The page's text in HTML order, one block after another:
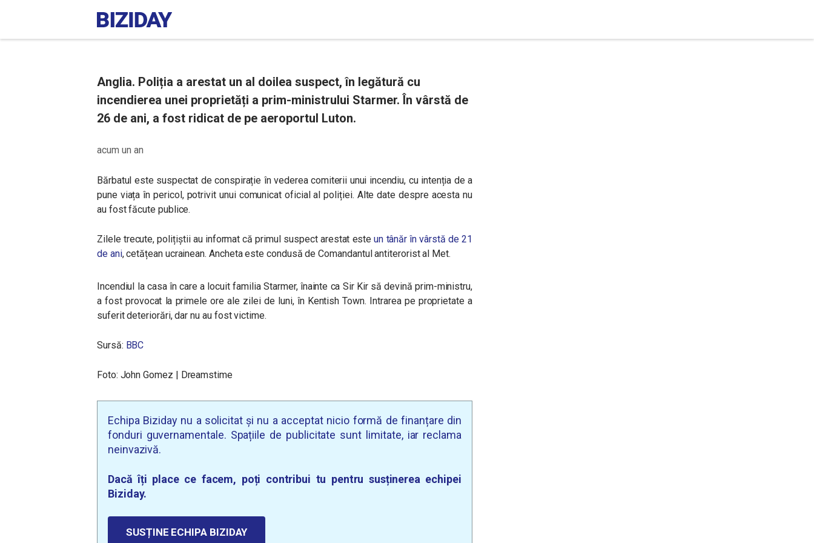
Anglia. Poliția a arestat un al doilea suspect, în legătură cu
incendierea unei proprietăți a prim-ministrului Starmer. În vârstă de
26 de ani, a fost ridicat de pe aeroportul Luton.
acum un an
Bărbatul este suspectat de conspirație în vederea comiterii unui incendiu, cu intenția de a
pune viața în pericol, potrivit unui comunicat oficial al poliției. Alte date despre acesta nu
au fost făcute publice.
Zilele trecute, polițiștii au informat că primul suspect arestat este un tânăr în vârstă de 21
de ani, cetățean ucrainean. Ancheta este condusă de Comandantul antiterorist al Met.
Incendiul la casa în care a locuit familia Starmer, înainte ca Sir Kir să devină prim-ministru,
a fost provocat la primele ore ale zilei de luni, în Kentish Town. Intrarea pe proprietate a
suferit deteriorări, dar nu au fost victime.
Sursă: BBC
Foto: John Gomez | Dreamstime
Echipa Biziday nu a solicitat și nu a acceptat nicio formă de finanțare din
fonduri guvernamentale. Spațiile de publicitate sunt limitate, iar reclama
neinvazivă.
Dacă îți place ce facem, poți contribui tu pentru susținerea echipei
Biziday.
SUSȚINE ECHIPA BIZIDAY